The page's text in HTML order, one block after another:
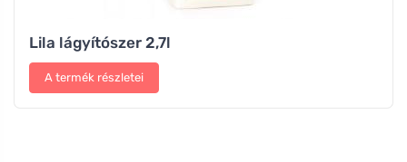
Lila lágyítószer 2,7l
A termék részletei